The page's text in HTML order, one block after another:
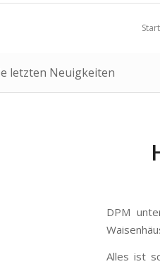
letzten Neuigkeiten
DPM
Alles ist